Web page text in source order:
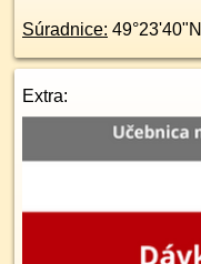
Súradnice: 49°23'40"N
Extra: